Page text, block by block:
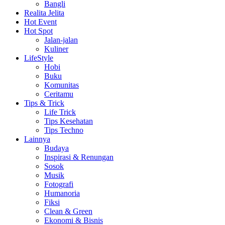
Bangli
Realita Jelita
Hot Event
Hot Spot
Jalan-jalan
Kuliner
LifeStyle
Hobi
Buku
Komunitas
Ceritamu
Tips & Trick
Life Trick
Tips Kesehatan
Tips Techno
Lainnya
Budaya
Inspirasi & Renungan
Sosok
Musik
Fotografi
Humanoria
Fiksi
Clean & Green
Ekonomi & Bisnis